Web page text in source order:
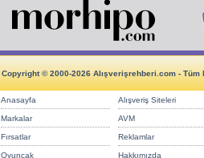
Copyright © 2000-2026 Alışverişrehberi.com - Tüm
Anasayfa Alışveriş Siteleri
Markalar AVM
Fırsatlar Reklamlar
Oyuncak Hakkımızda